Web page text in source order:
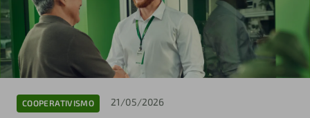
COOPERATIVISMO 21/05/2026